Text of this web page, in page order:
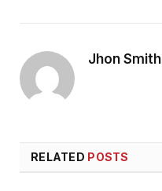
Jhon Smith
RELATED POSTS